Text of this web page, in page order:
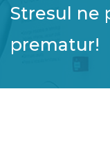
Stresul ne
prematur!